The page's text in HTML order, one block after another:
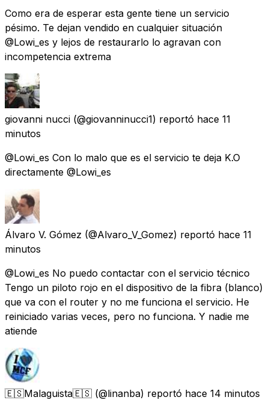
Como era de esperar esta gente tiene un servicio
pésimo. Te dejan vendido en cualquier situación
@Lowi_es y lejos de restaurarlo lo agravan con
incompetencia extrema
giovanni nucci (@giovanninucci1) reportó hace 11
minutos
@Lowi_es Con lo malo que es el servicio te deja K.O
directamente @Lowi_es
Álvaro V. Gómez (@Alvaro_V_Gomez) reportó hace 11
minutos
@Lowi_es No puedo contactar con el servicio técnico
Tengo un piloto rojo en el dispositivo de la fibra (blanco)
que va con el router y no me funciona el servicio. He
reiniciado varias veces, pero no funciona. Y nadie me
atiende
🇪🇸Malaguista🇪🇸 (@linanba) reportó hace 14 minutos